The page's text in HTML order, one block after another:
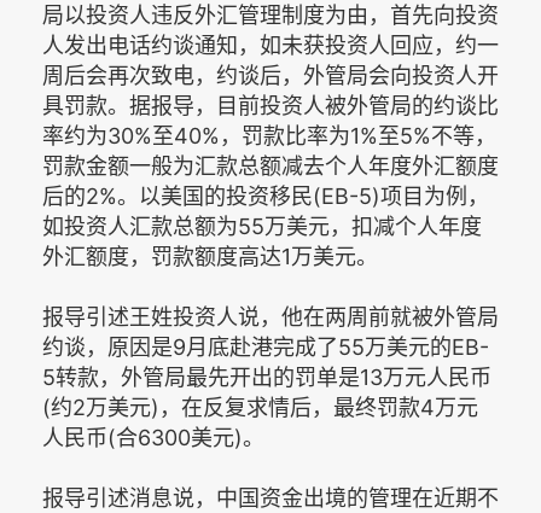
局以投资人违反外汇管理制度为由，首先向投资
人发出电话约谈通知，如未获投资人回应，约一
周后会再次致电，约谈后，外管局会向投资人开
具罚款。据报导，目前投资人被外管局的约谈比
率约为30%至40%，罚款比率为1%至5%不等，
罚款金额一般为汇款总额减去个人年度外汇额度
后的2%。以美国的投资移民(EB-5)项目为例，
如投资人汇款总额为55万美元，扣减个人年度
外汇额度，罚款额度高达1万美元。
报导引述王姓投资人说，他在两周前就被外管局
约谈，原因是9月底赴港完成了55万美元的EB-
5转款，外管局最先开出的罚单是13万元人民币
(约2万美元)，在反复求情后，最终罚款4万元
人民币(合6300美元)。
报导引述消息说，中国资金出境的管理在近期不